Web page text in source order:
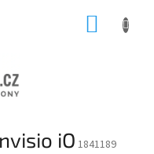
iO 1841189